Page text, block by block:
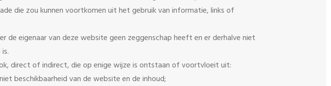
die zou kunnen voortkomen uit het gebruik van informatie, links of
eigenaar van deze website geen zeggenschap heeft en er derhalve niet
direct of indirect, die op enige wijze is ontstaan of voortvloeit uit:
beschikbaarheid van de website en de inhoud;